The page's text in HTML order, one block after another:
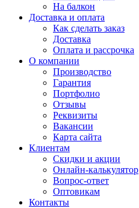
На балкон
Доставка и оплата
Как сделать заказ
Доставка
Оплата и рассрочка
О компании
Производство
Гарантия
Портфолио
Отзывы
Реквизиты
Вакансии
Карта сайта
Клиентам
Скидки и акции
Онлайн-калькулятор
Вопрос-ответ
Оптовикам
Контакты